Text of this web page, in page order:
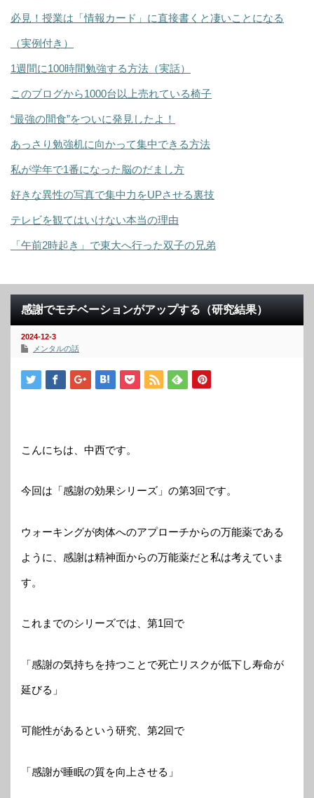
必見！授業は「情報カード」に直接書くと凄いことになる
（実例付き）
1週間に100時間勉強する方法（実話）
このブログから1000台以上売れている椅子
“最強の間食”をついに発見したよ！
あっさり勉強机に向かって集中できる方法
私が学年で1番になった脳のだまし方
好きな異性の写真で集中力をUPさせる裏技
テレビを観てはいけない本当の理由
「午前2時起き」で東大へ行った双子の兄弟
感謝でモチベーションがアップする（研究結果）
2024-12-3
メンタルの話
こんにちは、中西です。
今回は「感謝の効果シリーズ」の第3回です。
ウォーキングが肉体へのアプローチからの万能薬である
ように、感謝は精神面からの万能薬だと私は考えていま
す。
これまでのシリーズでは、第1回で
「感謝の気持ちを持つことで死亡リスクが低下し寿命が
延びる」
可能性があるという研究、第2回で
「感謝が睡眠の質を向上させる」